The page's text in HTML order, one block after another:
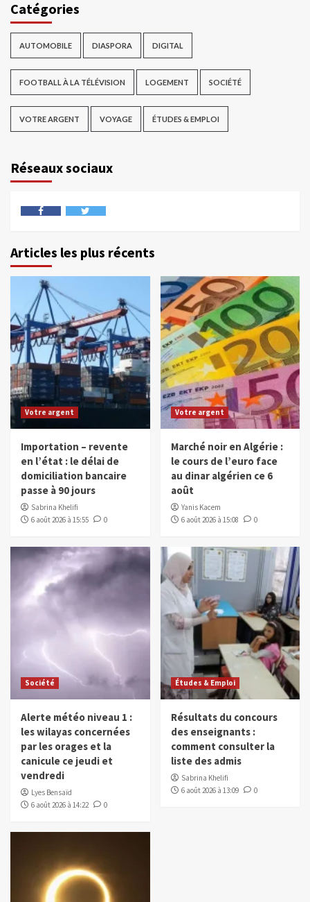
Catégories
AUTOMOBILE DIASPORA DIGITAL
FOOTBALL À LA TÉLÉVISION LOGEMENT SOCIÉTÉ
VOTRE ARGENT VOYAGE ÉTUDES & EMPLOI
Réseaux sociaux
Articles les plus récents
Votre argent
Importation – revente
en l’état : le délai de
domiciliation bancaire
passe à 90 jours
Sabrina Khelifi
6 août 2026 à 15:55
0
Votre argent
Marché noir en Algérie :
le cours de l’euro face
au dinar algérien ce 6
août
Yanis Kacem
6 août 2026 à 15:08
0
Société
Alerte météo niveau 1 :
les wilayas concernées
par les orages et la
canicule ce jeudi et
vendredi
Lyes Bensaïd
6 août 2026 à 14:22
0
Études & Emploi
Résultats du concours
des enseignants :
comment consulter la
liste des admis
Sabrina Khelifi
6 août 2026 à 13:09
0